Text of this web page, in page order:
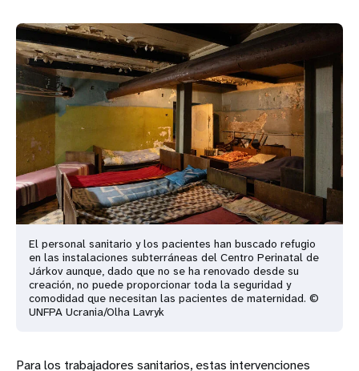
El personal sanitario y los pacientes han buscado refugio
en las instalaciones subterráneas del Centro Perinatal de
Járkov aunque, dado que no se ha renovado desde su
creación, no puede proporcionar toda la seguridad y
comodidad que necesitan las pacientes de maternidad. ©
UNFPA Ucrania/Olha Lavryk
Para los trabajadores sanitarios, estas intervenciones